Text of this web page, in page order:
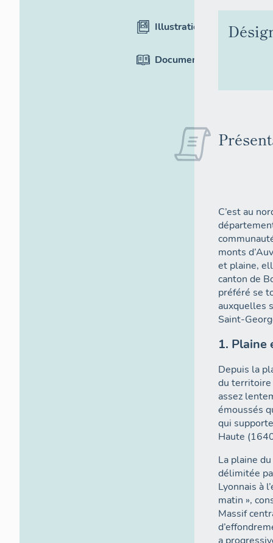
Illustrations
Documentation
C’est au
monts
et plaine,
canton de
préféré se
auxquelles
Saint-
1. Plaine
Depuis la
du territoire
assez
émoussés
qui
Haute
La plaine
délimitée
Lyonnais à
matin »,
Massif